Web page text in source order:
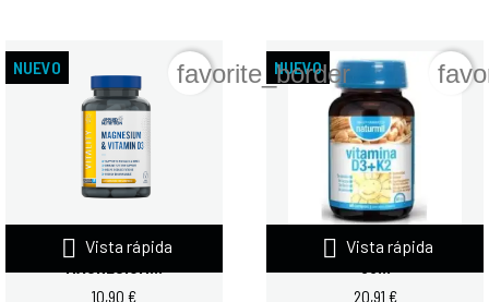
 Vista rápida
APPLIED NUTRITION
10,90 €
NUEVO favorite_border
 Vista rápida
NATURMIL VITAMINA D3+K2
20,91 €
NUEVO